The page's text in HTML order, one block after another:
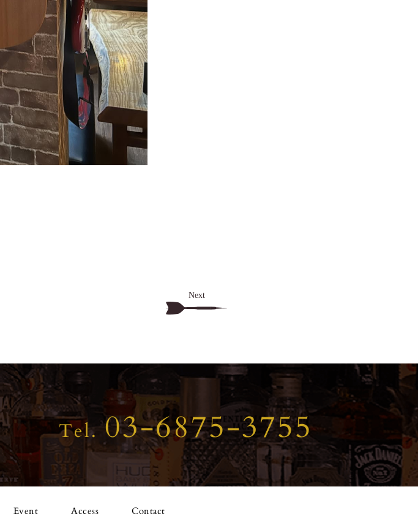
Next
Tel.03-6875-3755
Event Access Contact